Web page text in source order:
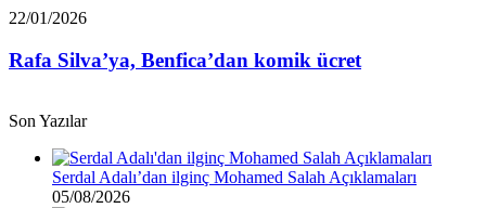
Euro
var”
Rafa
Benfica’dan
komik
22/01/2026
Rafa Silva’ya, Benfica’dan komik ücret
Son Yazılar
Serdal Adalı’dan ilginç Mohamed Salah Açıklamaları
05/08/2026